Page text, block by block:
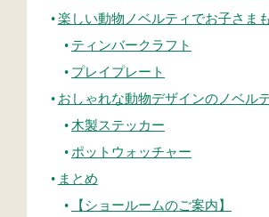
楽しい動物ノベルティでお子さま
ティンバークラフト
プレイプレート
おしゃれな動物デザインのノベル
木製ステッカー
ポットウォッチャー
まとめ
【ショールームのご案内】